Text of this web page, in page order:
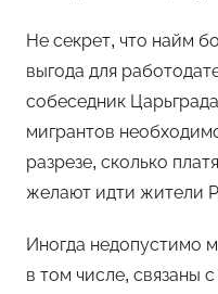
Не секрет, что найм
выгода для
собеседник
мигрантов
разрезе, сколько
желают идти жители
Иногда недопустимо
в том числе, связаны